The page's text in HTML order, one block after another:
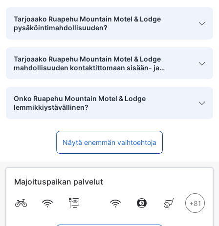
Tarjoaako Ruapehu Mountain Motel & Lodge
pysäköintimahdollisuuden?
Tarjoaako Ruapehu Mountain Motel & Lodge
mahdollisuuden kontaktittomaan sisään- ja
Onko Ruapehu Mountain Motel & Lodge
lemmikkiystävällinen?
Näytä enemmän vaihtoehtoja
Majoituspaikan palvelut